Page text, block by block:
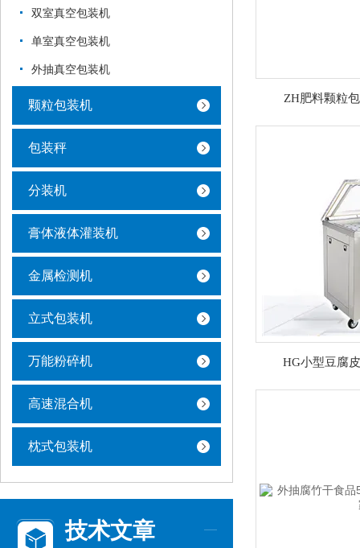
双室真空包装机
单室真空包装机
外抽真空包装机
颗粒包装机
包装秤
分装机
膏体液体灌装机
金属检测机
立式包装机
万能粉碎机
高速混合机
枕式包装机
技术文章
ZH肥料颗粒
HG小型豆腐